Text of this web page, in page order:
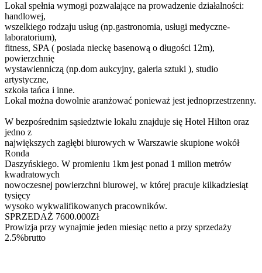
Lokal spełnia wymogi pozwalające na prowadzenie działalności:
handlowej,
wszelkiego rodzaju usług (np.gastronomia, usługi medyczne-
laboratorium),
fitness, SPA ( posiada nieckę basenową o długości 12m),
powierzchnię
wystawienniczą (np.dom aukcyjny, galeria sztuki ), studio
artystyczne,
szkoła tańca i inne.
Lokal można dowolnie aranżować ponieważ jest jednoprzestrzenny.
W bezpośrednim sąsiedztwie lokalu znajduje się Hotel Hilton oraz
jedno z
największych zagłębi biurowych w Warszawie skupione wokół
Ronda
Daszyńskiego. W promieniu 1km jest ponad 1 milion metrów
kwadratowych
nowoczesnej powierzchni biurowej, w której pracuje kilkadziesiąt
tysięcy
wysoko wykwalifikowanych pracowników.
SPRZEDAŻ 7600.000Zł
Prowizja przy wynajmie jeden miesiąc netto a przy sprzedaży
2.5%brutto